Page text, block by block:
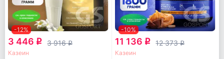
-12%
3 446 q 3 916q
Казеин
-10%
11 136 q 12 373q
Казеин